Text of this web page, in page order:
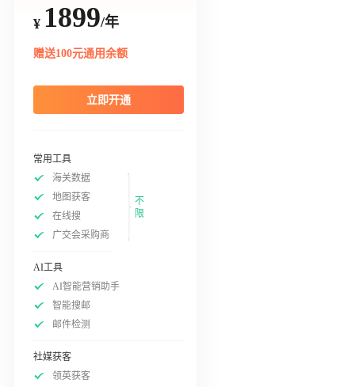
¥ 1899/年
赠送100元通用余额
立即开通
常用工具
海关数据
地图获客
在线搜
广交会采购商
不
限
AI工具
AI智能营销助手
智能搜邮
邮件检测
社媒获客
领英获客